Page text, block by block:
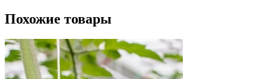
Похожие товары